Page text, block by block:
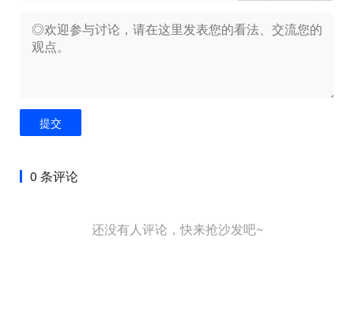
提交
0 条评论
还没有人评论，快来抢沙发吧~